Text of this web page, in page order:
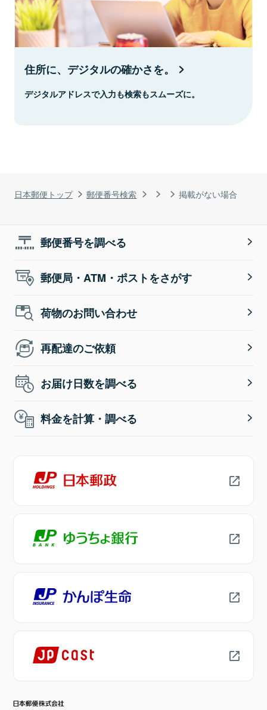
日本郵便トップ 郵便番号検索 掲載がない場合
住所に、デジタルの確かさを。
デジタルアドレスで入力も検索もスムーズに。
郵便番号を調べる
郵便局・ATM・ポストをさがす
荷物のお問い合わせ
再配達のご依頼
お届け日数を調べる
料金を計算・調べる